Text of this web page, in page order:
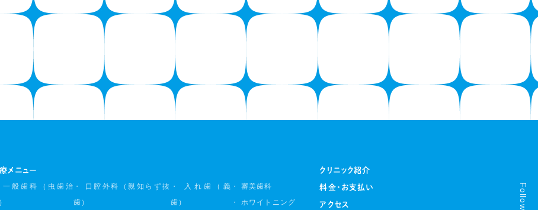
メニュー
一般歯科
（虫歯治 ・ 口腔外科
（親知らず抜
歯）
・ 入れ歯（義
歯）
・ 審美歯科
・ ホワイトニング
クリニック紹介
料金・お支払い
アクセス